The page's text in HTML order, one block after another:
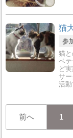
猫
参
猫
ベ
ど
サ
活
前へ 1